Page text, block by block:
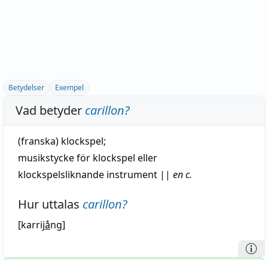
Betydelser Exempel
Vad betyder carillon?
(franska) klockspel;
musikstyckeför klockspel eller
klockspelsliknande instrument || en c.
Hur uttalas carillon?
[karrijång]